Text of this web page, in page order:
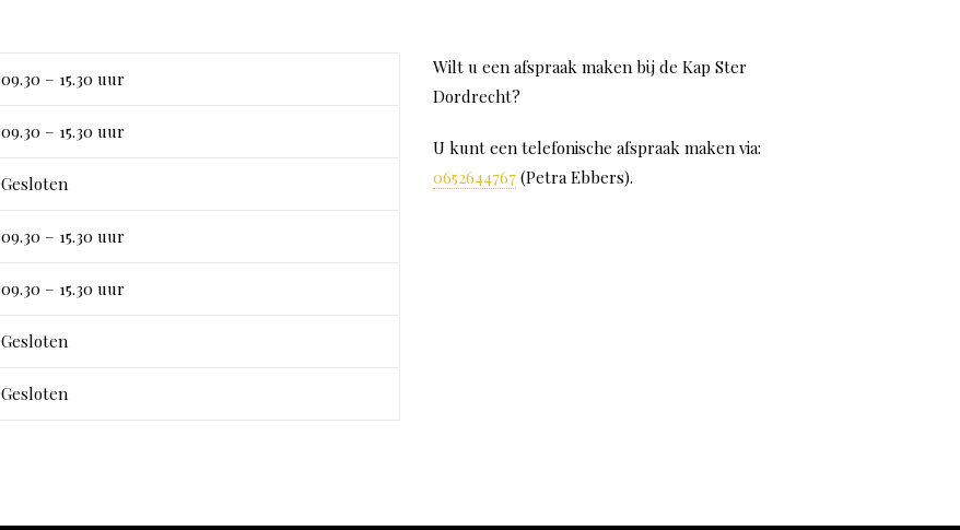
09.30 – 15.30 uur
09.30 – 15.30 uur
Gesloten
09.30 – 15.30 uur
09.30 – 15.30 uur
Gesloten
Gesloten
Wilt u een afspraak maken bij de Kap Ster
Dordrecht?
U kunt een telefonische afspraak maken via:
0652644767 (Petra Ebbers).